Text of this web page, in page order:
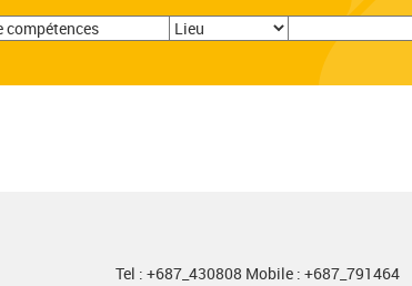
Tel : +687_430808 Mobile : +687_791464